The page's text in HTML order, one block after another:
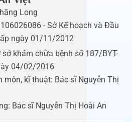
Long
- Sở Kế hoạch và Đầu
ngày 01/11/2012
khám chữa bệnh số 187/BYT-
04/02/2016
môn, kĩ thuật: Bác sĩ Nguyễn Thị
Bác sĩ Nguyễn Thị Hoài An